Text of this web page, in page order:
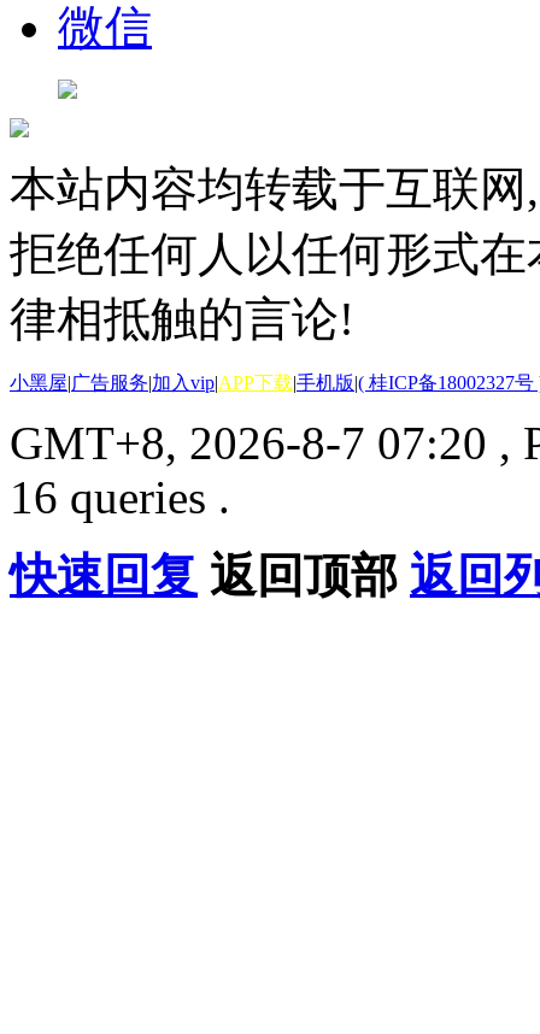
微信
本站内容均转载于互联
拒绝任何人以任何形式
律相抵触的言论!
小黑屋|广告服务|加入vip|APP下载|手机版|( 桂ICP备18002327号
GMT+8, 2026-8-7 07:20 ,
16 queries .
快速回复 返回顶部 返回